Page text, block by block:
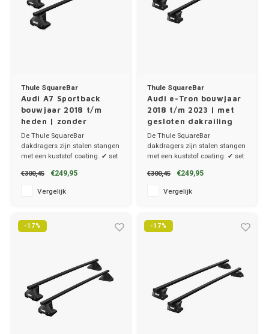
Thule SquareBar
Audi A7 Sportback
bouwjaar 2018 t/m
heden | zonder
dakrailing
De Thule SquareBar
dakdragers zijn stalen stangen
met een kuststof coating. ✔ set
3.2cm
€300,45 €249,95
Vergelijk
Thule SquareBar
Audi e-Tron bouwjaar
2018 t/m 2023 | met
gesloten dakrailing
De Thule SquareBar
dakdragers zijn stalen stangen
met een kuststof coating. ✔ set
3.2cm
€300,45 €249,95
Vergelijk
-17% -17%